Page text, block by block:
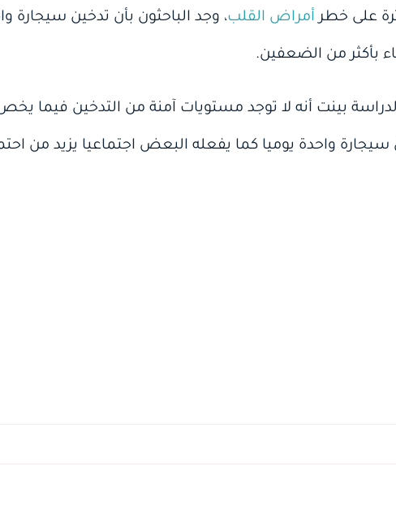
على خطر أمراض القلب، وجد الباحثون بأن تدخين سيجارة
بأكثر من الضعفين.
بينت أنه لا توجد مستويات آمنة من التدخين فيما
سيجارة واحدة يوميا كما يفعله البعض اجتماعيا يزيد من